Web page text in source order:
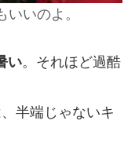
いのよ。
い。それほど過酷
半端じゃないキ